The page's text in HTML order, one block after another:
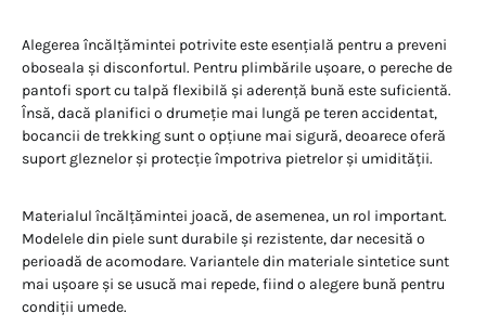
Alegerea încălțămintei potrivite este esențială pentru a preveni
oboseala și disconfortul. Pentru plimbările ușoare, o pereche de
pantofi sport cu talpă flexibilă și aderență bună este suficientă.
Însă, dacă planifici o drumeție mai lungă pe teren accidentat,
bocancii de trekking sunt o opțiune mai sigură, deoarece oferă
suport gleznelor și protecție împotriva pietrelor și umidității.
Materialul încălțămintei joacă, de asemenea, un rol important.
Modelele din piele sunt durabile și rezistente, dar necesită o
perioadă de acomodare. Variantele din materiale sintetice sunt
mai ușoare și se usucă mai repede, fiind o alegere bună pentru
condiții umede.